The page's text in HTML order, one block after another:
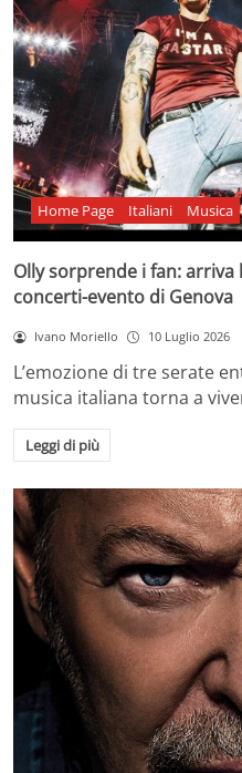
Home Page Italiani Musica
Olly sorprende i fan: arriva
concerti-evento di Genova
Ivano Moriello 10 Luglio 2026
L’emozione di tre serate
musica italiana torna a
Leggi di più